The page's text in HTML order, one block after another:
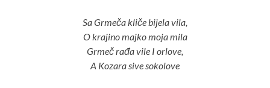
Sa Grmeča kliče bijela vila,
O krajino majko moja mila
Grmeč rađa vile I orlove,
A Kozara sive sokolove